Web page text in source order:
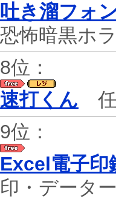
吐き溜フォ
恐怖暗黒ホ
8位：
速打くん 任
9位：
Excel電子印
印・データ